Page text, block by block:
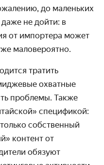
до маленьких
не дойти: в
от импортера может
маловероятно.
тратить
охватные
проблемы. Также
спецификой:
собственный
контент от
обязуют